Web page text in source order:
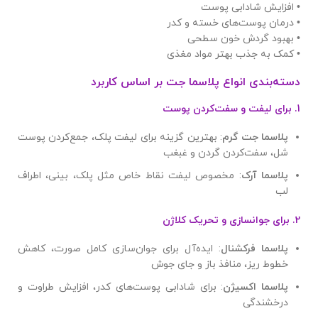
• افزایش شادابی پوست
• درمان پوست‌های خسته و کدر
• بهبود گردش خون سطحی
• کمک به جذب بهتر مواد مغذی
دسته‌بندی انواع پلاسما جت بر اساس کاربرد
1. برای لیفت و سفت‌کردن پوست
پلاسما جت گرم: بهترین گزینه برای لیفت پلک، جمع‌کردن پوست
شل، سفت‌کردن گردن و غبغب
پلاسما آرک: مخصوص لیفت نقاط خاص مثل پلک، بینی، اطراف
لب
2. برای جوانسازی و تحریک کلاژن
پلاسما فرکشنال: ایده‌آل برای جوان‌سازی کامل صورت، کاهش
خطوط ریز، منافذ باز و جای جوش
پلاسما اکسیژن: برای شادابی پوست‌های کدر، افزایش طراوت و
درخشندگی